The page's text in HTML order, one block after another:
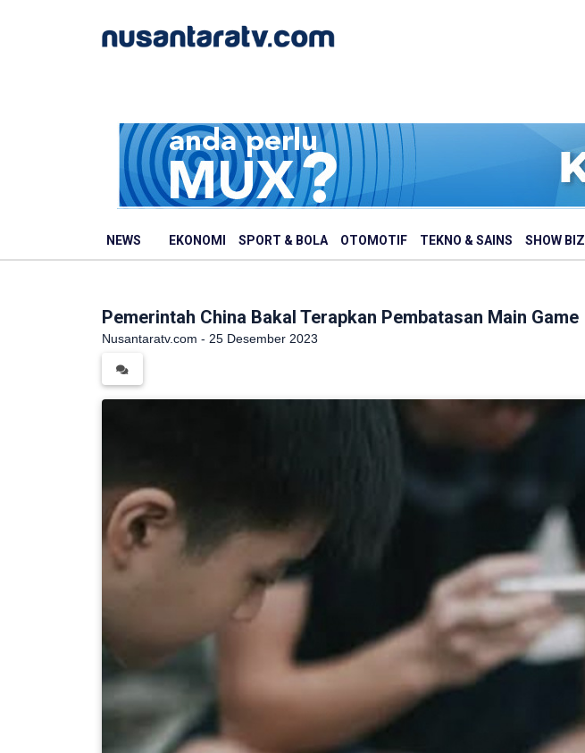
NEWS EKONOMI SPORT & BOLA OTOMOTIF TEKNO & SAINS SHOW BIZ
Pemerintah China Bakal Terapkan Pembatasan Main Game
Nusantaratv.com - 25 Desember 2023